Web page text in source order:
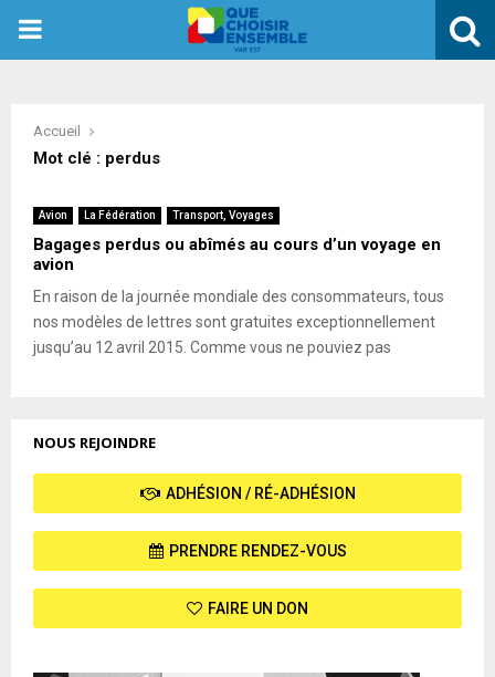
PRIMARY
Accueil
Mot clé : perdus
Avion La Fédération Transport, Voyages
Bagages perdus ou abîmés au cours d’un voyage en
avion
En raison de la journée mondiale des consommateurs, tous
nos modèles de lettres sont gratuites exceptionnellement
jusqu’au 12 avril 2015. Comme vous ne pouviez pas
NOUS REJOINDRE
ADHÉSION / RÉ-ADHÉSION
PRENDRE RENDEZ-VOUS
FAIRE UN DON